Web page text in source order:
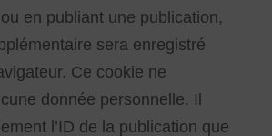
en publiant une publication,
sera enregistré
Ce cookie ne
donnée personnelle. Il
l’ID de la publication que